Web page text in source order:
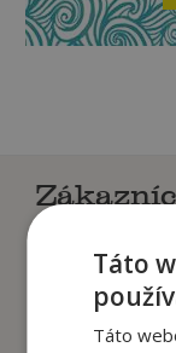
tento
Táto
Táto